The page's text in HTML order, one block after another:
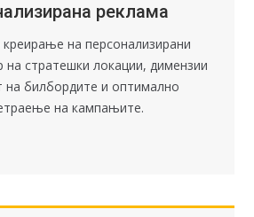
реклама
на персонализирани
на стратешки локации, димензии
на билбордите и оптимално
на кампањите.